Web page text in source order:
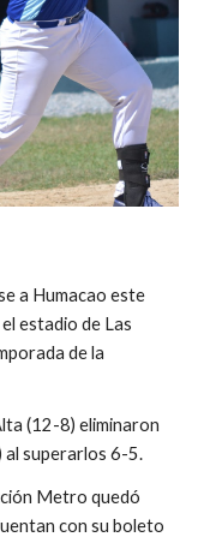
a Humacao este
estadio de Las
de la
(12-8) eliminaron
al superarlos 6-5.
Metro quedó
con su boleto